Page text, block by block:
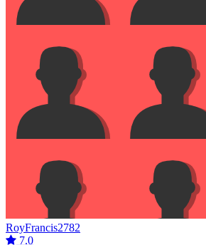
RoyFrancis2782
7.0